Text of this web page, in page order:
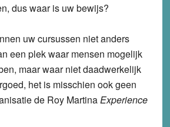
dus waar is uw bewijs?
uw cursussen niet anders
een plek waar mensen mogelijk
maar waar niet daadwerkelijk
het is misschien ook geen
de Roy MartinaExperience